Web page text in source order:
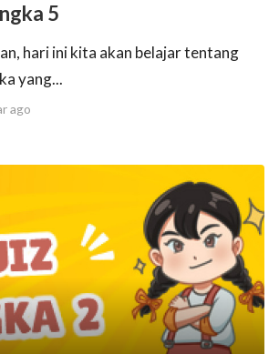
5
hari ini kita akan belajar tentang
yang...
ago